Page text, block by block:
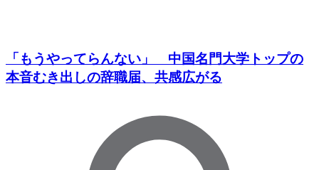
「もうやってらんない」 中国名門大学トップの
本音むき出しの辞職届、共感広がる